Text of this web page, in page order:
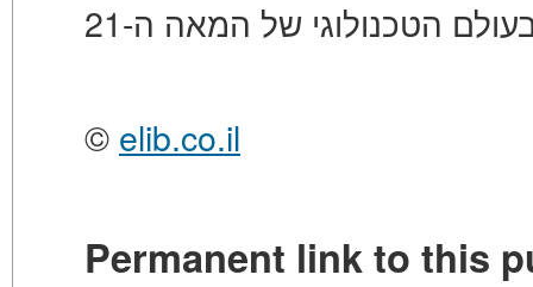
© elib.co.il
Permanent link to this